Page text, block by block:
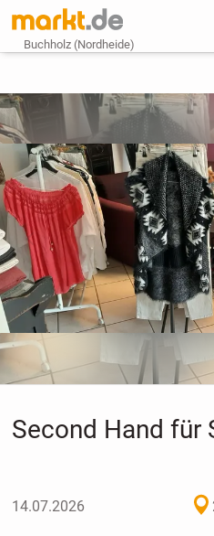
Buchholz (Nordheide)
vorheriges Bild
Second Hand für
14.07.2026